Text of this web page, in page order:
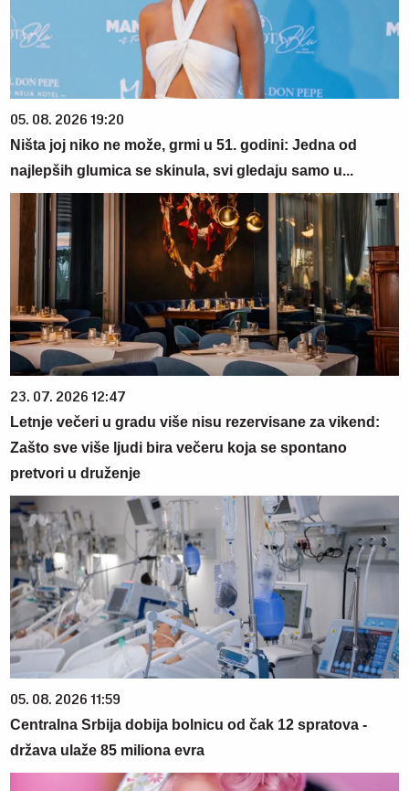
05. 08. 2026 19:20
Ništa joj niko ne može, grmi u 51. godini: Jedna od
najlepših glumica se skinula, svi gledaju samo u...
23. 07. 2026 12:47
Letnje večeri u gradu više nisu rezervisane za vikend:
Zašto sve više ljudi bira večeru koja se spontano
pretvori u druženje
05. 08. 2026 11:59
Centralna Srbija dobija bolnicu od čak 12 spratova -
država ulaže 85 miliona evra